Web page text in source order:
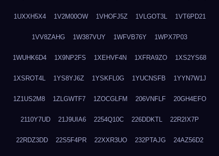
1UXXH5X4 1V2M00OW 1VHOFJ5Z 1VLGOT3L 1VT6PD21
1VV8ZAHG 1W387VUY 1WFVB76Y 1WPX7P03
1WUHK6D4 1X9NP2FS 1XEHVF4N 1XFRA9ZO 1XS2YS68
1XSROT4L 1YS8YJ6Z 1YSKFL0G 1YUCNSFB 1YYN7W1J
1Z1US2M8 1ZLGWTF7 1ZOCGLFM 206VNFLF 20GH4EFO
2110Y7UD 21J9UIA6 2254Q10C 226DDKTL 22R2IX7P
22RDZ3DD 22S5F4PR 22XXR3UO 232PTAJG 24AZ56D2